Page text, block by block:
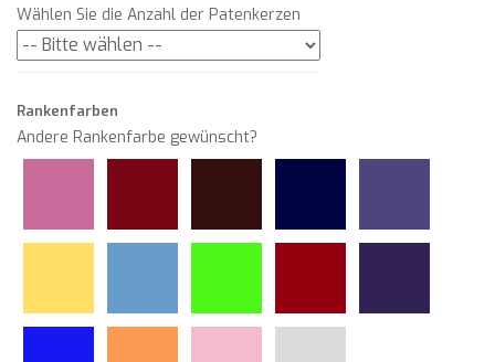
Wählen Sie die Anzahl der Patenkerzen
Rankenfarben
Andere Rankenfarbe gewünscht?